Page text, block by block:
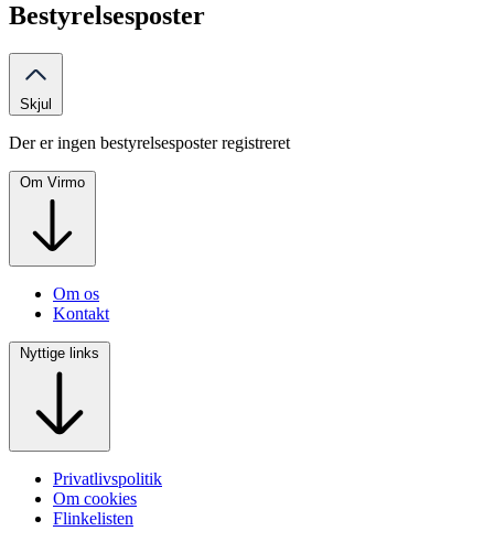
Bestyrelsesposter
Skjul
Der er ingen bestyrelsesposter registreret
Om Virmo
Om os
Kontakt
Nyttige links
Privatlivspolitik
Om cookies
Flinkelisten